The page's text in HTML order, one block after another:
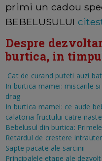
primi un cadou
BEBELUSULUI
Despre
burtica, in
Cat de curand puteti auzi
In burtica mamei: miscarile
drag
In burtica mamei: ce aude
calatoria fructului catre
Bebelusul din burtica:
Retardul de crestere
Sapte pacate ale sarcinii
Principalele etape ale